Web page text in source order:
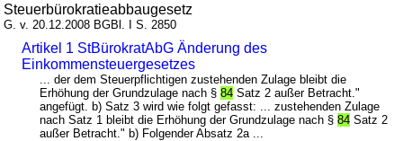
Steuerbürokratieabbaugesetz
G. v. 20.12.2008 BGBl. I S. 2850
Artikel 1 StBürokratAbG Änderung des
Einkommensteuergesetzes
... der dem Steuerpflichtigen zustehenden Zulage bleibt die
Erhöhung der Grundzulage nach §84 Satz 2 außer Betracht."
angefügt. b) Satz 3 wird wie folgt gefasst: ... zustehenden Zulage
nach Satz 1 bleibt die Erhöhung der Grundzulage nach §84 Satz 2
außer Betracht." b) Folgender Absatz 2a ...